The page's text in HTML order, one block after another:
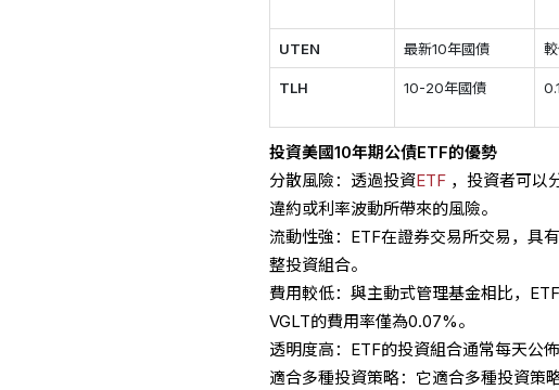
UTEN 最新10年國債
TLH 10-20年國債
投資美國10年期公債ETF的優勢
分散風險：透過投資ETF ，投資者可以
違約或利率波動所帶來的風險。
流動性強：ETF在證券交易所交易，具
整投資組合。
費用較低：與主動式管理基金相比，
VGLT的費用率僅為0.07%。
透明度高：ETF的投資組合通常每天公
適合多種投資策略：它適合多種投資策